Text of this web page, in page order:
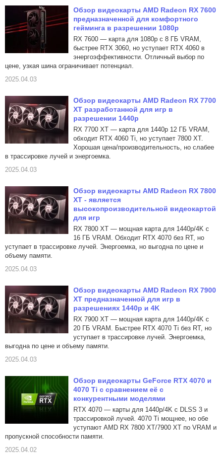
Обзор видеокарты AMD Radeon RX 7600
предназначенной для комфортного
гейминга в разрешении 1080p
RX 7600 — карта для 1080p с 8 ГБ VRAM,
быстрее RTX 3060, но уступает RTX 4060 в
энергоэффективности. Отличный выбор по
цене, узкая шина ограничивает потенциал.
2025.04.03
Обзор видеокарты AMD Radeon RX 7700
XT разработанной для игр в
разрешении 1440p
RX 7700 XT — карта для 1440p 12 ГБ VRAM,
обходит RTX 4060 Ti, но уступает 7800 XT.
Хорошая цена/производительность, но слабее
в трассировке лучей и энергоемка.
2025.04.03
Обзор видеокарты AMD Radeon RX 7800
XT - является
высокопроизводительной видеокартой
для игр
RX 7800 XT — мощная карта для 1440p/4K с
16 ГБ VRAM. Обходит RTX 4070 без RT, но
уступает в трассировке лучей. Энергоемка, но выгодна по цене и
объему памяти.
2025.04.03
Обзор видеокарты AMD Radeon RX 7900
XT предназначенной для игр в
разрешениях 1440p и 4K
RX 7900 XT — мощная карта для 1440p/4K с
20 ГБ VRAM. Быстрее RTX 4070 Ti без RT, но
уступает в трассировке лучей. Энергоемка,
выгодна по цене и объему памяти.
2025.04.03
Обзор видеокарты GeForce RTX 4070 и
4070 Ti с сравнением её с
конкурентными моделями
RTX 4070 — карты для 1440p/4K с DLSS 3 и
трассировкой лучей. 4070 Ti мощнее, но обе
уступают AMD RX 7800 XT/7900 XT по VRAM и
пропускной способности памяти.
2025.04.02